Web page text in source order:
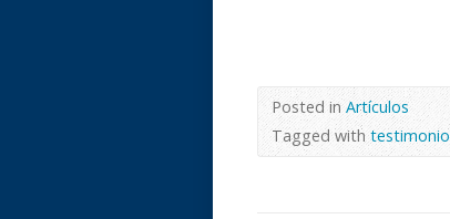
Posted inArtículos
Tagged withtestimonio